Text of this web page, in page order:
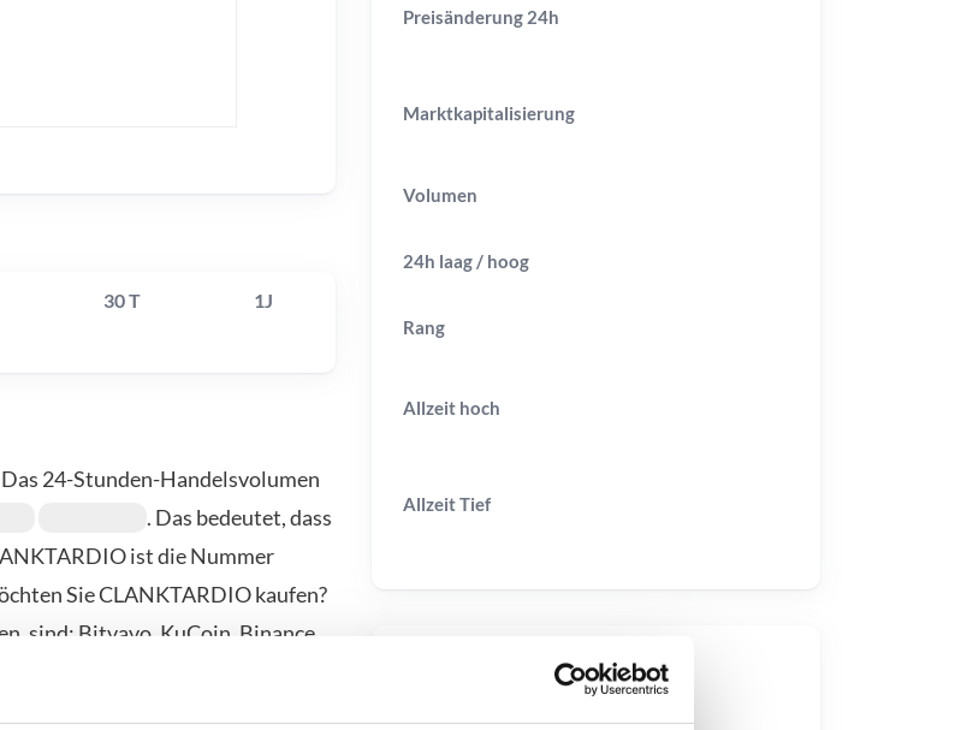
30 T 1J
Das 24-Stunden-Handelsvolumen
. Das bedeutet, dass
ist die Nummer
Sie CLANKTARDIO kaufen?
sind: Bitvavo, KuCoin, Binance
Verkaufsseite.
Preisänderung 24h
Marktkapitalisierung
Volumen
24h laag / hoog
Rang
Allzeit hoch
AllzeitTief